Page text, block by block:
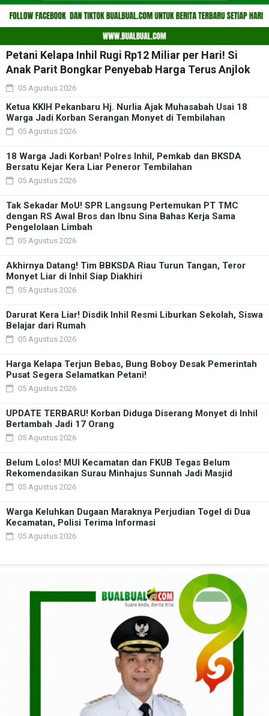
Petani Kelapa Inhil Rugi Rp12 Miliar per Hari! Si
Anak Parit Bongkar Penyebab Harga Terus Anjlok
05 Agustus 2026
Ketua KKIH Pekanbaru Hj. Nurlia Ajak Muhasabah Usai 18
Warga Jadi Korban Serangan Monyet di Tembilahan
05 Agustus 2026
18 Warga Jadi Korban! Polres Inhil, Pemkab dan BKSDA
Bersatu Kejar Kera Liar Peneror Tembilahan
05 Agustus 2026
Tak Sekadar MoU! SPR Langsung Pertemukan PT TMC
dengan RS Awal Bros dan Ibnu Sina Bahas Kerja Sama
Pengelolaan Limbah
05 Agustus 2026
Akhirnya Datang! Tim BBKSDA Riau Turun Tangan, Teror
Monyet Liar di Inhil Siap Diakhiri
05 Agustus 2026
Darurat Kera Liar! Disdik Inhil Resmi Liburkan Sekolah, Siswa
Belajar dari Rumah
05 Agustus 2026
Harga Kelapa Terjun Bebas, Bung Boboy Desak Pemerintah
Pusat Segera Selamatkan Petani!
05 Agustus 2026
UPDATE TERBARU! Korban Diduga Diserang Monyet di Inhil
Bertambah Jadi 17 Orang
05 Agustus 2026
Belum Lolos! MUI Kecamatan dan FKUB Tegas Belum
Rekomendasikan Surau Minhajus Sunnah Jadi Masjid
05 Agustus 2026
Warga Keluhkan Dugaan Maraknya Perjudian Togel di Dua
Kecamatan, Polisi Terima Informasi
05 Agustus 2026